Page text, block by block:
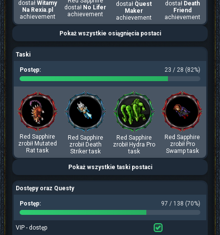
dostał Witamy
Na Rexia.pl
achievement
dostał No Lifer
achievement
dostał Quest
Maker
achievement
dostał Death
Friend
achievement
Pokaż wszystkie osiągnięcia postaci
Taski
Postęp: 23 / 28 (82%)
Red Sapphire
zrobił Mutated
Rat task
Red Sapphire
zrobił Death
Striker task
Red Sapphire
zrobił Hydra Pro
task
Red Sapphire
zrobił Pro
Swamp task
Pokaż wszystkie taski postaci
Dostępy oraz Questy
Postęp: 97 / 138 (70%)
VIP - dostęp